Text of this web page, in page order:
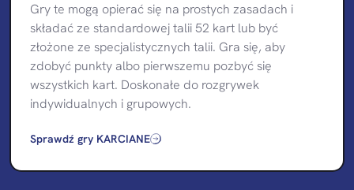
Gry te mogą opierać się na prostych zasadach i
składać ze standardowej talii 52 kart lub być
złożone ze specjalistycznych talii. Gra się, aby
zdobyć punkty albo pierwszemu pozbyć się
wszystkich kart. Doskonałe do rozgrywek
indywidualnych i grupowych.
Sprawdź gry KARCIANE